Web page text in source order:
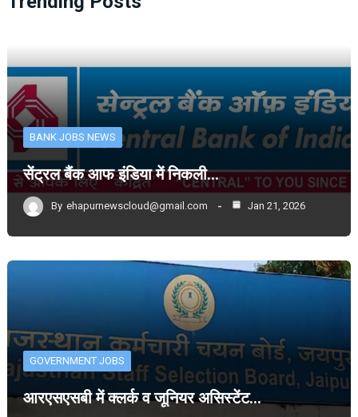
BANK JOBS NEWS
सेंट्रल बैंक आफ इंडिया में निकली…
By ehapurnewscloud@gmail.com Jan 21, 2026
GOVERNMENT JOBS
आरएसएसबी में क्लर्क व जूनियर असिस्टेंट…